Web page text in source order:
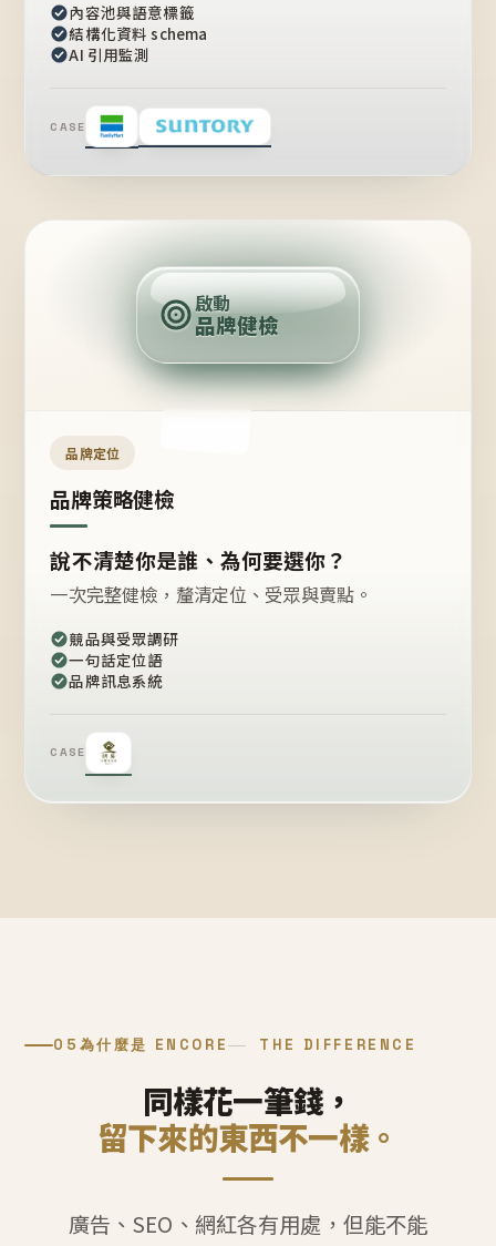
內容池與語意標籤
結構化資料 schema
AI 引用監測
CASE
定
位
點
啟動
品牌健檢
品牌定位
品牌策略健檢
說不清楚你是誰、為何要選你？
一次完整健檢，釐清定位、受眾與賣點。
競品與受眾調研
一句話定位語
品牌訊息系統
CASE
05 為什麼是 ENCORE THE DIFFERENCE
同樣花一筆錢，
留下來的東西不一樣。
廣告、SEO、網紅各有用處，但能不能